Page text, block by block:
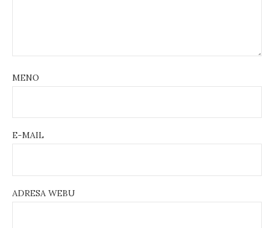
MENO
E-MAIL
ADRESA WEBU